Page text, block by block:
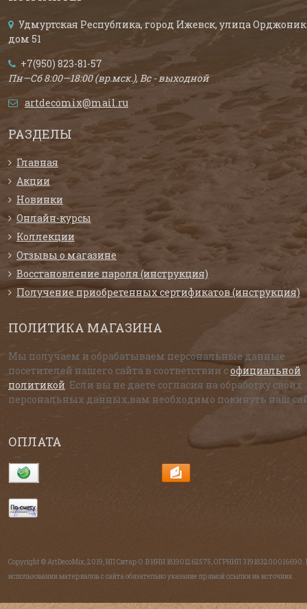
Удмуртская Республика, город Ижевск, улица
дом 51
+7(950) 823-81-57
Пн—Сб 8:00—18:00 (вр.мск.), Вс - выходной
artdecomix@mail.ru
РАЗДЕЛЫ
Главная
Акции
Новинки
Онлайн-курсы
Коллекции
Отзывы о магазине
Восстановление пароля (инструкция)
Получение приобретенных сертификатов (инструкция)
ПОЛИТИКА МАГАЗИНА
Мы получаем и обрабатываем персональные данные
посетителей нашего сайта в соответствии софициальной
политикой . Если вы не даете согласия на обработку своих
персональных данных,вам необходимо покинуть наш
ОПЛАТА
Copyright © ArtDecoMix, 2019, ИП Ситар О.В ИНН 181901262575, ОГРНИП 319183200016690.
использовании материалов с сайта обязательно указание прямой ссылки на источник.